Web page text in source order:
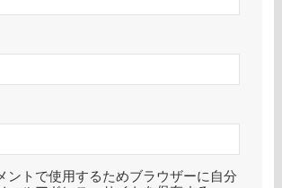
ントで使用するためブラウザーに自分